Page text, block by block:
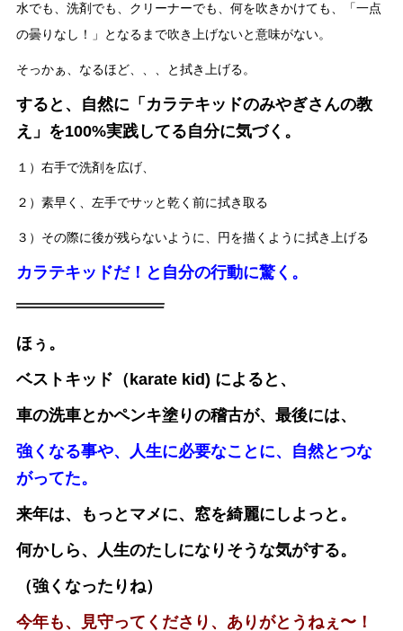
水でも、洗剤でも、クリーナーでも、何を吹きかけても、「一点
の曇りなし！」となるまで吹き上げないと意味がない。
そっかぁ、なるほど、、、と拭き上げる。
すると、自然に「カラテキッドのみやぎさんの教
え」を100%実践してる自分に気づく。
１）右手で洗剤を広げ、
２）素早く、左手でサッと乾く前に拭き取る
３）その際に後が残らないように、円を描くように拭き上げる
カラテキッドだ！と自分の行動に驚く。
ほぅ。
ベストキッド（karate kid) によると、
車の洗車とかペンキ塗りの稽古が、最後には、
強くなる事や、 人生に必要なことに、自然とつな
がってた。
来年は、もっとマメに、窓を綺麗にしよっと。
何かしら、人生のたしになりそうな気がする。
（強くなったりね）
今年も、見守ってくださり、ありがとうねぇ〜！